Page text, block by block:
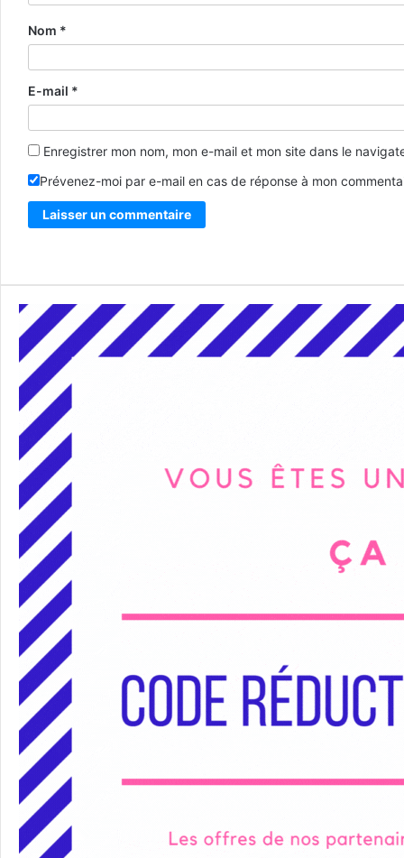
Nom *
E-mail *
Enregistrer mon nom, mon e-mail et mon site dans le
Prévenez-moi par e-mail en cas de réponse à mon